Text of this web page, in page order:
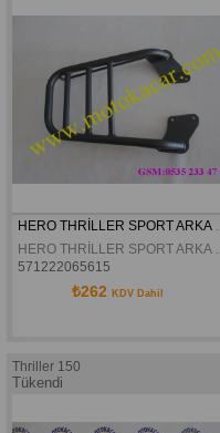
571222065615
₺262 KDV Dahil
Thriller 150
Tükendi